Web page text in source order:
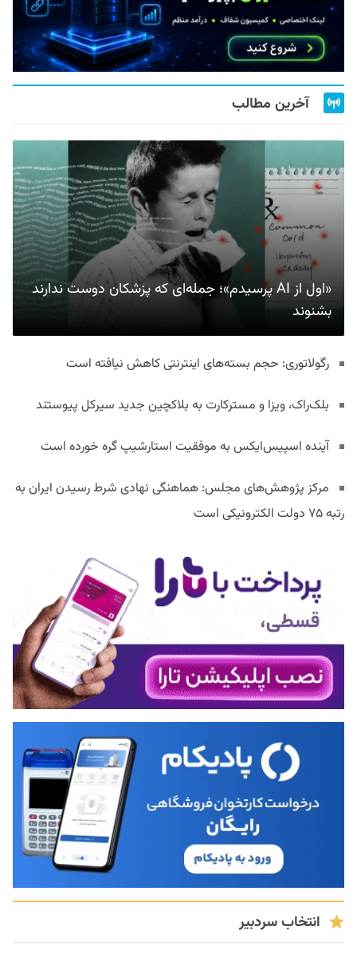
آخرین مطالب
«اول از AI پرسیدم»؛ جمله‌ای که پزشکان دوست ندارند
بشنوند
رگولاتوری: حجم بسته‌های اینترنتی کاهش نیافته است
بلک‌راک، ویزا و مسترکارت به بلاکچین جدید سیرکل پیوستند
آینده اسپیس‌ایکس به موفقیت استارشیپ گره خورده است
مرکز پژوهش‌های مجلس: هماهنگی نهادی شرط رسیدن ایران به
رتبه ۷۵ دولت الکترونیکی است
انتخاب سردبیر